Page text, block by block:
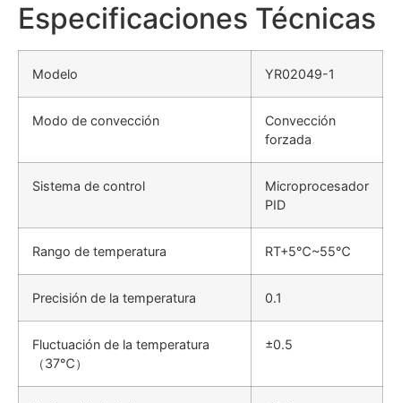
Especificaciones Técnicas
Modelo YR02049-1
Modo de convección
Convección
forzada
Sistema de control
Microprocesador
PID
Rango de temperatura RT+5℃~55℃
Precisión de la temperatura 0.1
Fluctuación de la temperatura
（37℃）
±0.5